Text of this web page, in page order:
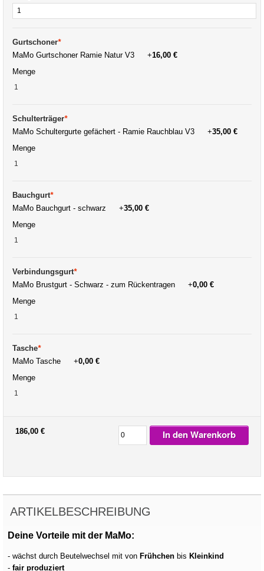
Gurtschoner*
MaMo Gurtschoner Ramie Natur V3
+16,00 €
Menge
Schulterträger*
MaMo Schultergurte gefächert - Ramie Rauchblau V3
+35,00 €
Menge
Bauchgurt*
MaMo Bauchgurt - schwarz
+35,00 €
Menge
Verbindungsgurt*
MaMo Brustgurt - Schwarz - zum Rückentragen
+0,00 €
Menge
Tasche*
MaMo Tasche
+0,00 €
Menge
186,00 € In den Warenkorb
ARTIKELBESCHREIBUNG
Deine Vorteile mit der MaMo:
- wächst durch Beutelwechsel mit von Frühchen bis Kleinkind
- fair produziert